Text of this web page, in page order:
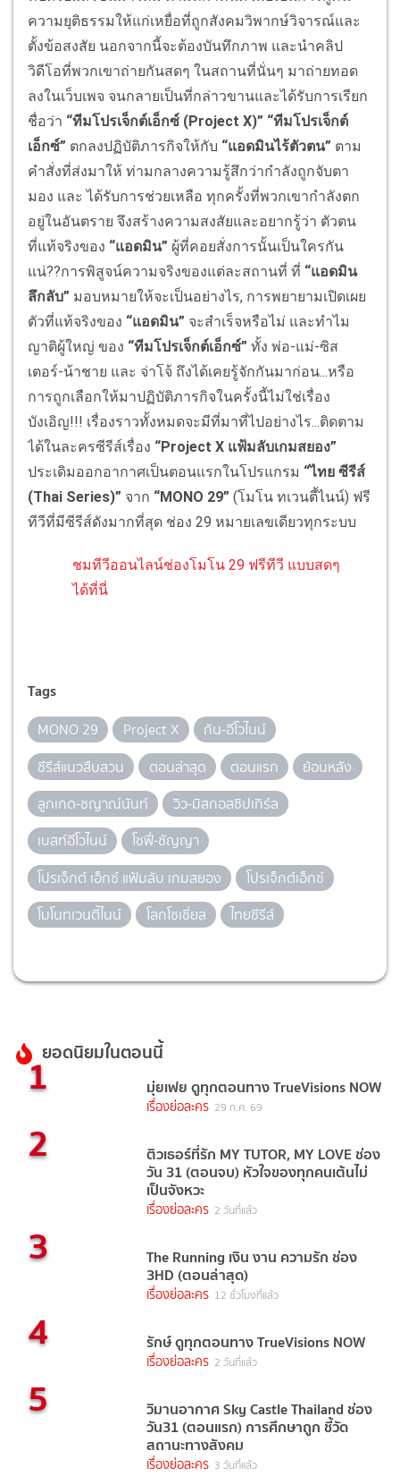
ความยุติธรรมให้แก่เหยื่อที่ถูกสังคมวิพากษ์วิจารณ์และ
ตั้งข้อสงสัย นอกจากนี้จะต้องบันทึกภาพ และนำคลิป
วิดีโอที่พวกเขาถ่ายกันสดๆ ในสถานที่นั่นๆ มาถ่ายทอด
ลงในเว็บเพจ จนกลายเป็นที่กล่าวขานและได้รับการเรียก
ชื่อว่า “ทีมโปรเจ็กต์เอ็กซ์ (Project X)” “ทีมโปรเจ็กต์
เอ็กซ์” ตกลงปฏิบัติภารกิจให้กับ “แอดมินไร้ตัวตน” ตาม
คำสั่งที่ส่งมาให้ ท่ามกลางความรู้สึกว่ากำลังถูกจับตา
มอง และ ได้รับการช่วยเหลือ ทุกครั้งที่พวกเขากำลังตก
อยู่ในอันตราย จึงสร้างความสงสัยและอยากรู้ว่า ตัวตน
ที่แท้จริงของ “แอดมิน” ผู้ที่คอยสั่งการนั้นเป็นใครกัน
แน่??การพิสูจน์ความจริงของแต่ละสถานที่ ที่ “แอดมิน
ลึกลับ” มอบหมายให้จะเป็นอย่างไร, การพยายามเปิดเผย
ตัวที่แท้จริงของ “แอดมิน” จะสำเร็จหรือไม่ และทำไม
ญาติผู้ใหญ่ ของ “ทีมโปรเจ็กต์เอ็กซ์” ทั้ง พ่อ-แม่-ซิส
เตอร์-น้าชาย และ จ่าโจ้ ถึงได้เคยรู้จักกันมาก่อน...หรือ
การถูกเลือกให้มาปฏิบัติภารกิจในครั้งนี้ไม่ใช่เรื่อง
บังเอิญ!!! เรื่องราวทั้งหมดจะมีที่มาที่ไปอย่างไร...ติดตาม
ได้ในละครซีรีส์เรื่อง “Project X แฟ้มลับเกมสยอง”
ประเดิมออกอากาศเป็นตอนแรกในโปรแกรม “ไทย ซีรีส์
(Thai Series)” จาก “MONO 29” (โมโน ทเวนตี้ไนน์) ฟรี
ทีวีที่มีซีรีส์ดังมากที่สุด ช่อง 29 หมายเลขเดียวทุกระบบ
ชมทีวีออนไลน์ช่องโมโน 29 ฟรีทีวี แบบสดๆ
ได้ที่นี่
Tags
MONO 29 Project X
กัน-อีโวไนน์
ซีรีส์แนวสืบสวน
ตอนล่าสุด ตอนแรก
ย้อนหลัง
ลูกเกด-ชญาณ์นันท์
วิว-มิสกอสซิปเกิร์ล
เบสท์อีโวไนน์
โซฟี่-ชัญญา
โปรเจ็กต์ เอ็กซ์ แฟ้มลับ เกมสยอง
โปรเจ็กต์เอ็กซ์
โมโนทเวนตี้ไนน์
โลกโซเชี่ยล ไทยซีรีส์
ยอดนิยมในตอนนี้
1 มุ่ยเฟย ดูทุกตอนทาง TrueVisions NOW
เรื่องย่อละคร 29 ก.ค. 69
2 ติวเธอร์ที่รัก MY TUTOR, MY LOVE ช่อง
วัน 31 (ตอนจบ) หัวใจของทุกคนเต้นไม่
เป็นจังหวะ
เรื่องย่อละคร 2 วันที่แล้ว
3 The Running เงิน งาน ความรัก ช่อง
3HD (ตอนล่าสุด)
เรื่องย่อละคร 12 ชั่วโมงที่แล้ว
4 รักษ์ ดูทุกตอนทาง TrueVisions NOW
เรื่องย่อละคร 2 วันที่แล้ว
5 วิมานอากาศ Sky Castle Thailand ช่อง
วัน31 (ตอนแรก) การศึกษาถูก ชี้วัด
สถานะทางสังคม
เรื่องย่อละคร 3 วันที่แล้ว